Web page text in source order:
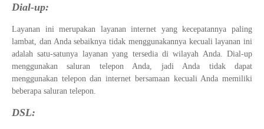
Dial-up:
Layanan ini merupakan layanan internet yang kecepatannya paling
lambat, dan Anda sebaiknya tidak menggunakannya kecuali layanan ini
adalah satu-satunya layanan yang tersedia di wilayah Anda. Dial-up
menggunakan saluran telepon Anda, jadi Anda tidak dapat
menggunakan telepon dan internet bersamaan kecuali Anda memiliki
beberapa saluran telepon.
DSL: